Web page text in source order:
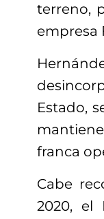
terreno,
empresa
Estado,
franca
Cabe
2020, el